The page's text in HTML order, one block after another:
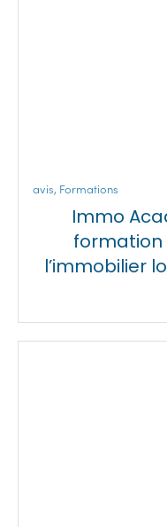
avis, Formations
Immo
formation
l’immobilier